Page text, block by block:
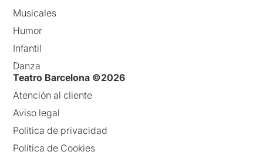
Musicales
Humor
Infantil
Danza
Teatro Barcelona ©2026
Atención al cliente
Aviso legal
Política de privacidad
Política de Cookies